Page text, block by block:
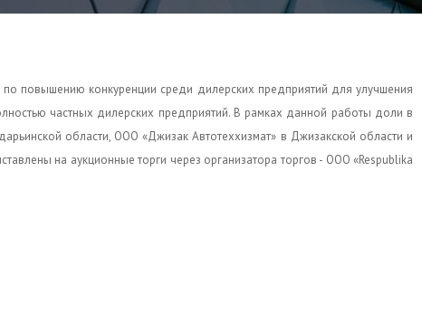
повышению конкуренции среди дилерских предприятий для улучшения
частных дилерских предприятий. В рамках данной работы доли в
области, ООО «Джизак Автотеххизмат» в Джизакской области и
на аукционные торги через организатора торгов - ООО «Respublika